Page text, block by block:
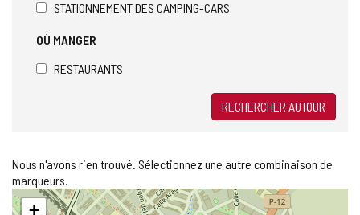
STATIONNEMENT DES CAMPING-CARS
OÙ MANGER
RESTAURANTS
RECHERCHER AUTOUR
Nous n'avons rien trouvé. Sélectionnez une autre combinaison de
marqueurs.
Sauter
la +